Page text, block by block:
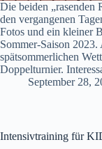
Die beiden „rasenden
den vergangenen
Fotos und ein kleiner
Sommer-Saison
spätsommerlichen
Doppelturnier.
September 28,
Intensivtraining für